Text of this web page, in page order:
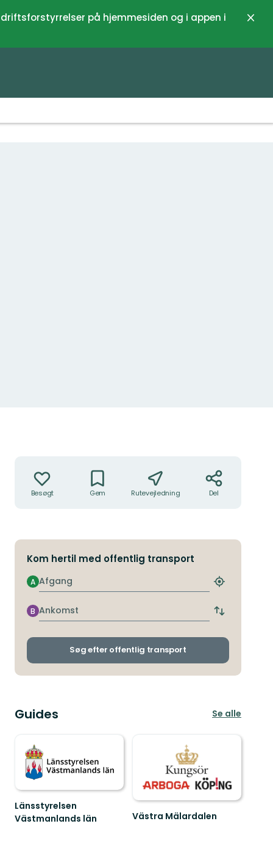
på hjemmesiden og i appen i
Luk
Besøgt Gem Rutevejledning Del
Kom hertil med offentlig transport
Afgang
A
Find
nærmeste
stoppested
Ankomst
B
Skift
og
Søg efter offentlig transport
Guides Se alle
Länsstyrelsen
Västmanlands län
Västra Mälardalen